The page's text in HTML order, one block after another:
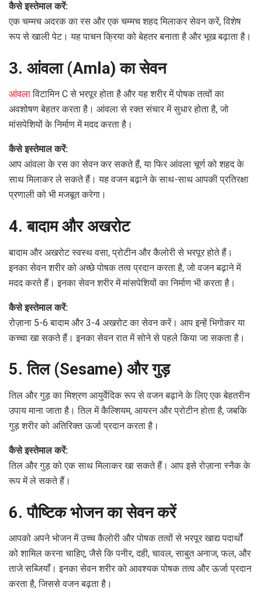
कैसे इस्तेमाल करें:
एक चम्मच अदरक का रस और एक चम्मच शहद मिलाकर सेवन करें, विशेष
रूप से खाली पेट। यह पाचन क्रिया को बेहतर बनाता है और भूख बढ़ाता है।
3. आंवला (Amla) का सेवन
आंवलाविटामिन C से भरपूर होता है और यह शरीर में पोषक तत्वों का
अवशोषण बेहतर करता है। आंवला से रक्त संचार में सुधार होता है, जो
मांसपेशियों के निर्माण में मदद करता है।
कैसे इस्तेमाल करें:
आप आंवला के रस का सेवन कर सकते हैं, या फिर आंवला चूर्ण को शहद के
साथ मिलाकर ले सकते हैं। यह वजन बढ़ाने के साथ-साथ आपकी प्रतिरक्षा
प्रणाली को भी मजबूत करेगा।
4. बादाम और अखरोट
बादाम और अखरोट स्वस्थ वसा, प्रोटीन और कैलोरी से भरपूर होते हैं।
इनका सेवन शरीर को अच्छे पोषक तत्व प्रदान करता है, जो वजन बढ़ाने में
मदद करते हैं। इनका सेवन शरीर में मांसपेशियों का निर्माण भी करता है।
कैसे इस्तेमाल करें:
रोज़ाना 5-6 बादाम और 3-4 अखरोट का सेवन करें। आप इन्हें भिगोकर या
कच्चा खा सकते हैं। इनका सेवन रात में सोने से पहले किया जा सकता है।
5. तिल (Sesame) और गुड़
तिल और गुड़ का मिश्रण आयुर्वेदिक रूप से वजन बढ़ाने के लिए एक बेहतरीन
उपाय माना जाता है। तिल में कैल्शियम, आयरन और प्रोटीन होता है, जबकि
गुड़ शरीर को अतिरिक्त ऊर्जा प्रदान करता है।
कैसे इस्तेमाल करें:
तिल और गुड़ को एक साथ मिलाकर खा सकते हैं। आप इसे रोज़ाना स्नैक के
रूप में ले सकते हैं।
6. पौष्टिक भोजन का सेवन करें
आपको अपने भोजन में उच्च कैलोरी और पोषक तत्वों से भरपूर खाद्य पदार्थों
को शामिल करना चाहिए, जैसे कि पनीर, दही, चावल, साबुत अनाज, फल, और
ताजे सब्जियाँ। इनका सेवन शरीर को आवश्यक पोषक तत्व और ऊर्जा प्रदान
करता है, जिससे वजन बढ़ता है।